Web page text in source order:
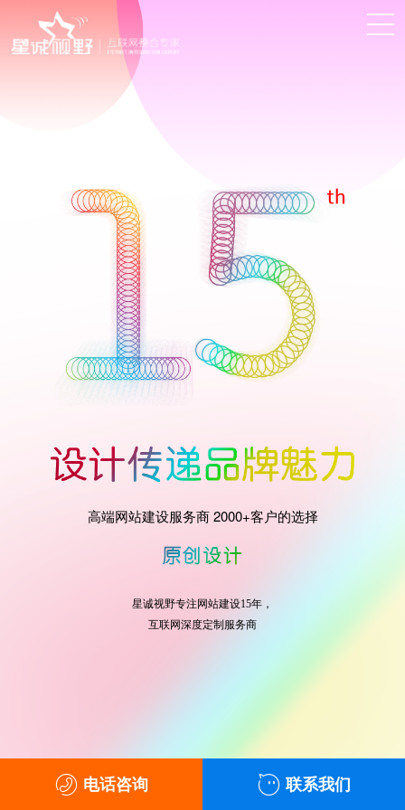
高端网站建设服务商 2000+客户的选择
星诚视野专注网站建设15年，
互联网深度定制服务商
电话咨询 联系我们